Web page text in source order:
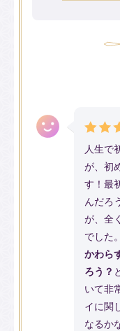
人生で
が、初
す！最
んだろ
が、全
でした。
かわら
ろう？
いて非
イに関
なるか